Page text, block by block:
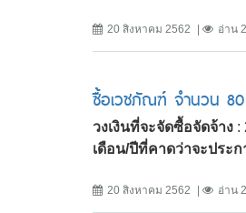
20 สิงหาคม 2562 อ่าน
ซื้อเวชภัณฑ์ จำนวน
วงเงินที่จะจัดซื้อจัดจ้าง :
เดือน/ปีที่คาดว่าจะประ
20 สิงหาคม 2562 อ่าน